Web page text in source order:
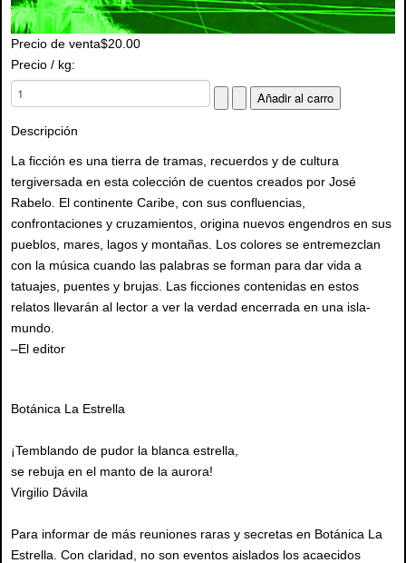
Precio de venta$20.00
Precio / kg:
Descripción
La ficción es una tierra de tramas, recuerdos y de cultura
tergiversada en esta colección de cuentos creados por José
Rabelo. El continente Caribe, con sus confluencias,
confrontaciones y cruzamientos, origina nuevos engendros en sus
pueblos, mares, lagos y montañas. Los colores se entremezclan
con la música cuando las palabras se forman para dar vida a
tatuajes, puentes y brujas. Las ficciones contenidas en estos
relatos llevarán al lector a ver la verdad encerrada en una isla-
mundo.
–El editor
Botánica La Estrella
¡Temblando de pudor la blanca estrella,
se rebuja en el manto de la aurora!
Virgilio Dávila
Para informar de más reuniones raras y secretas en Botánica La
Estrella. Con claridad, no son eventos aislados los acaecidos